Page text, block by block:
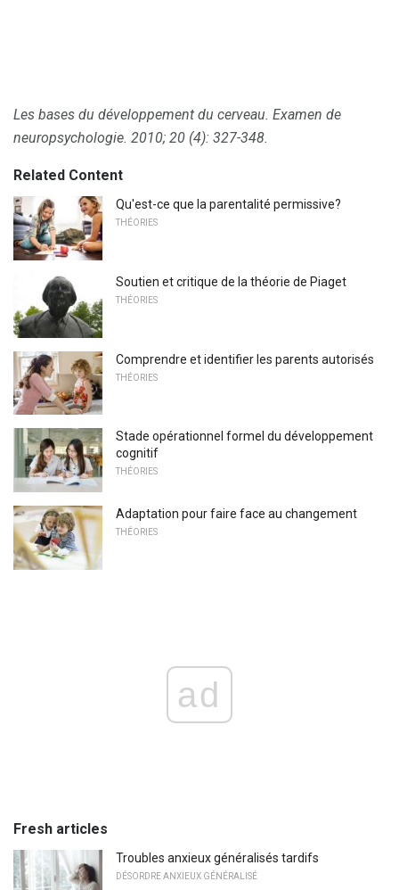
Les bases du développement du cerveau. Examen de
neuropsychologie. 2010; 20 (4): 327-348.
Related Content
Qu'est-ce que la parentalité permissive?
THÉORIES
Soutien et critique de la théorie de Piaget
THÉORIES
Comprendre et identifier les parents autorisés
THÉORIES
Stade opérationnel formel du développement
cognitif
THÉORIES
Adaptation pour faire face au changement
THÉORIES
ad
Fresh articles
Troubles anxieux généralisés tardifs
DÉSORDRE ANXIEUX GÉNÉRALISÉ